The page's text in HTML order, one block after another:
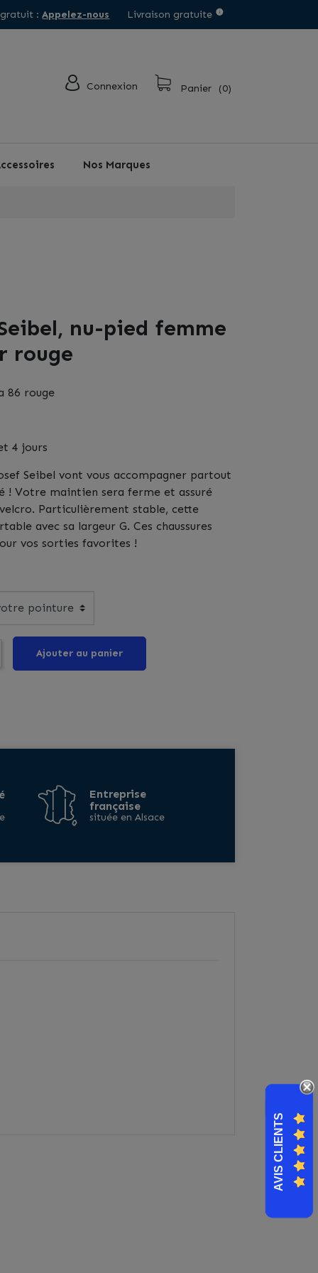
gratuit :Appelez-nous Livraison gratuite
Connexion Panier (0)
Nos Marques
nu-pied femme
rouge
86 rouge
4 jours
Seibel vont vous accompagner partout
! Votre maintien sera ferme et assuré
Particulièrement stable, cette
avec sa largeur G. Ces chaussures
vos sorties favorites !
Ajouter au panier
Entreprise
française
située en Alsace
AVIS CLIENTS